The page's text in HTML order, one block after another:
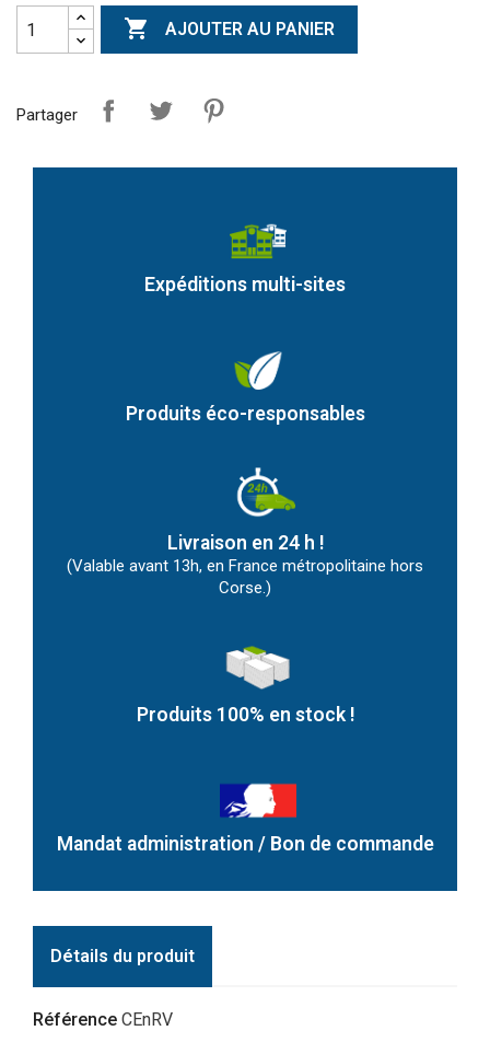
 AJOUTER AU PANIER
Partager
Expéditions multi-sites
Produits éco-responsables
Livraison en 24 h !
(Valable avant 13h, en France métropolitaine hors
Corse.)
Produits 100% en stock !
Mandat administration / Bon de commande
Détails du produit
Référence CEnRV